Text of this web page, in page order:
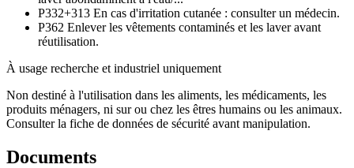
P332+313 En cas d'irritation cutanée : consulter un médecin.
P362 Enlever les vêtements contaminés et les laver avant
réutilisation.
À usage recherche et industriel uniquement
Non destiné à l'utilisation dans les aliments, les médicaments, les
produits ménagers, ni sur ou chez les êtres humains ou les animaux.
Consulter la fiche de données de sécurité avant manipulation.
Documents